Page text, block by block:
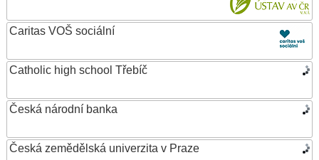
Caritas VOŠ sociální
Catholic high school Třebíč
Česká národní banka
Česká zemědělská univerzita v Praze